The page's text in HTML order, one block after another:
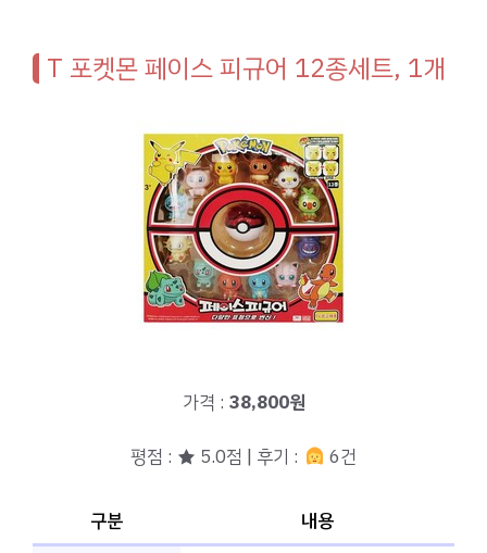
T 포켓몬 페이스 피규어 12종세트, 1개
가격 : 38,800원
평점 : ★ 5.0점 | 후기 : 6건
구분
내용